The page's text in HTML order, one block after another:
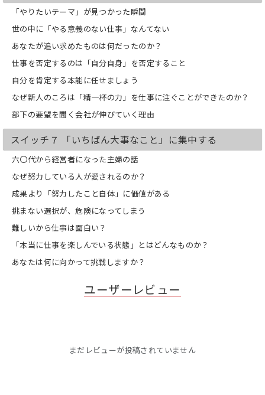
「やりたいテーマ」が見つかった瞬間
世の中に「やる意義のない仕事」なんてない
あなたが追い求めたものは何だったのか？
仕事を否定するのは「自分自身」を否定すること
自分を肯定する本能に任せましょう
なぜ新人のころは「精一杯の力」を仕事に注ぐことができたのか？
部下の要望を聞く会社が伸びていく理由
スイッチ７ 「いちばん大事なこと」に集中する
六〇代から経営者になった主婦の話
なぜ努力している人が愛されるのか？
成果より「努力したこと自体」に価値がある
挑まない選択が、危険になってしまう
難しいから仕事は面白い？
「本当に仕事を楽しんでいる状態」とはどんなものか？
あなたは何に向かって挑戦しますか？
ユーザーレビュー
まだレビューが投稿されていません